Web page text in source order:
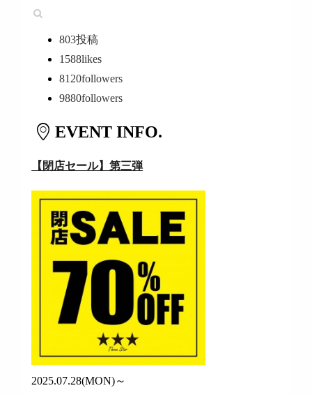
803投稿
1588likes
8120followers
9880followers
EVENT INFO.
【閉店セール】第三弾
2025.07.28(MON)～